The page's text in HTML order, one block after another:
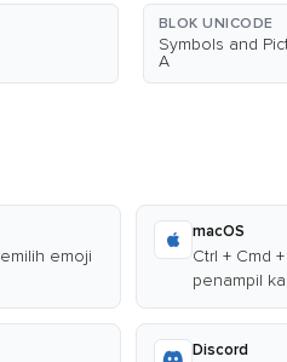
BLOK UNICODE
Symbols and
A
emoji
macOS
Ctrl + Cmd
penampil
Discord